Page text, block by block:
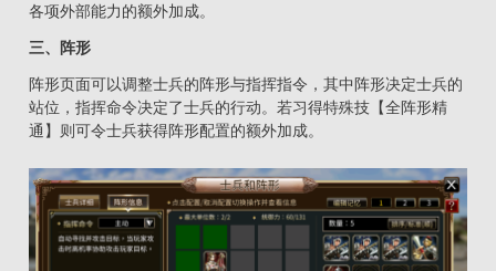
各项外部能力的额外加成。
三、阵形
阵形页面可以调整士兵的阵形与指挥指令，其中阵形决定士兵的
站位，指挥命令决定了士兵的行动。若习得特殊技【全阵形精
通】则可令士兵获得阵形配置的额外加成。